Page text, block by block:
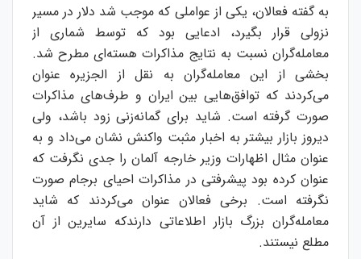
به گفته فعالان، یکی از عواملی که موجب شد دلار در مسیر
نزولی قرار بگیرد، ادعایی بود که توسط شماری از
معامله‌گران نسبت به نتایج مذاکرات هسته‌ای مطرح شد.
بخشی از این معامله‌گران به نقل از الجزیره عنوان
می‌کردند که توافق‌هایی بین ایران و طرف‌های مذاکرات
صورت گرفته است. شاید برای گمانه‌زنی زود باشد، ولی
دیروز بازار بیشتر به اخبار مثبت واکنش نشان می‌داد و به
عنوان مثال اظهارات وزیر خارجه آلمان را جدی نگرفت که
عنوان کرده بود پیشرفتی در مذاکرات احیای برجام صورت
نگرفته است. برخی فعالان عنوان می‌کردند که شاید
معامله‌گران بزرگ بازار اطلاعاتی دارندکه سایرین از آن
مطلع نیستند.